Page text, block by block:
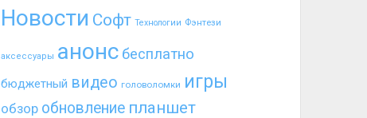
Новости Софт Технологии Фэнтези
аксессуары анонс бесплатно
бюджетный видео головоломки игры
обзор обновление планшет